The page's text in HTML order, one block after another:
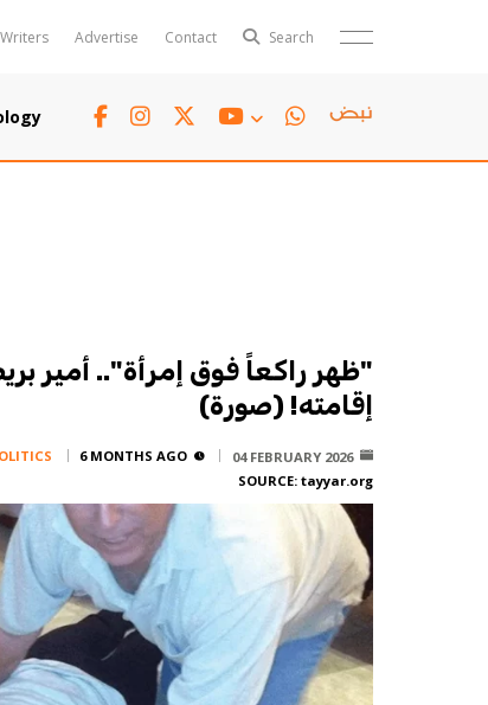
Writers Advertise Contact Search
Polls
TTV
"ظهر راكعاً فوق إمرأة".. أمير
إقامته! (صورة)
04 FEBRUARY 2026
6 MONTHS AGO
SOURCE: tayyar.org